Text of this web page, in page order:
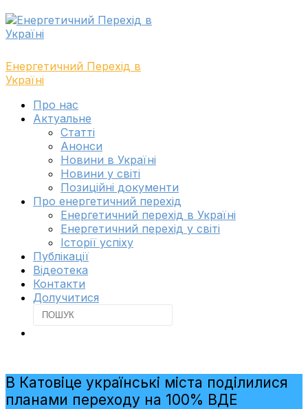
Skip
to
navigation
Skip
to
content
Енергетичний Перехід в
Україні
Toggle
navigation
Про нас
Актуальне
Cтатті
Анонси
Новини в Україні
Новини у світі
Позиційні документи
Про енергетичний перехід
Енергетичний перехід в Україні
Енергетичний перехід у світі
Історії успіху
Публікації
Відеотека
Контакти
Долучитися
В Катовіце українські міста поділилися
планами переходу на 100% ВДЕ